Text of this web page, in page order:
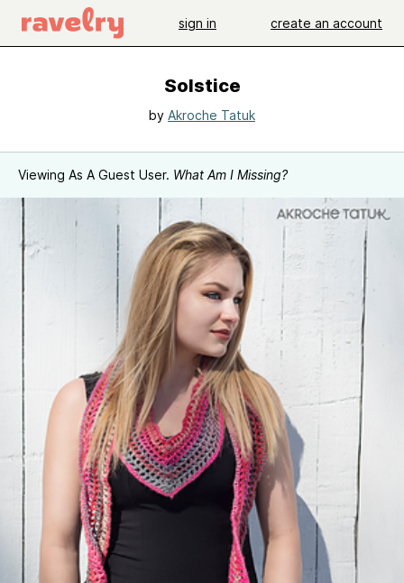
sign in create an account
Solstice
by Akroche Tatuk
Viewing As A Guest User. What Am I Missing?